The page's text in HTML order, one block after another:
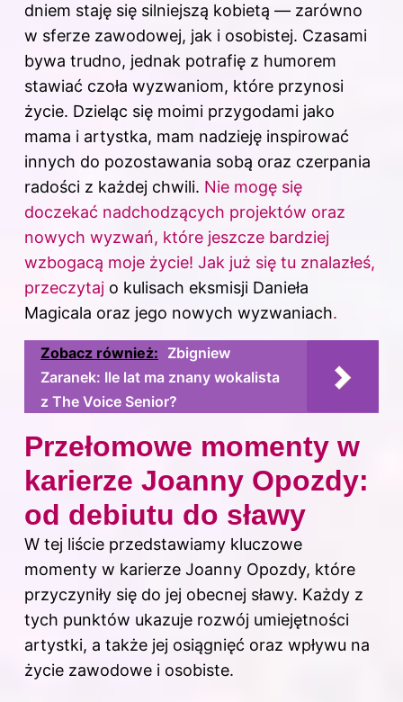
dniem staję się silniejszą kobietą — zarówno
w sferze zawodowej, jak i osobistej. Czasami
bywa trudno, jednak potrafię z humorem
stawiać czoła wyzwaniom, które przynosi
życie. Dzieląc się moimi przygodami jako
mama i artystka, mam nadzieję inspirować
innych do pozostawania sobą oraz czerpania
radości z każdej chwili. Nie mogę się
doczekać nadchodzących projektów oraz
nowych wyzwań, które jeszcze bardziej
wzbogacą moje życie! Jak już się tu znalazłeś,
przeczytaj o kulisach eksmisji Danieła
Magicala oraz jego nowych wyzwaniach.
Zobacz również: Zbigniew
Zaranek: Ile lat ma znany wokalista
z The Voice Senior?
Przełomowe momenty w
karierze Joanny Opozdy:
od debiutu do sławy
W tej liście przedstawiamy kluczowe
momenty w karierze Joanny Opozdy, które
przyczyniły się do jej obecnej sławy. Każdy z
tych punktów ukazuje rozwój umiejętności
artystki, a także jej osiągnięć oraz wpływu na
życie zawodowe i osobiste.